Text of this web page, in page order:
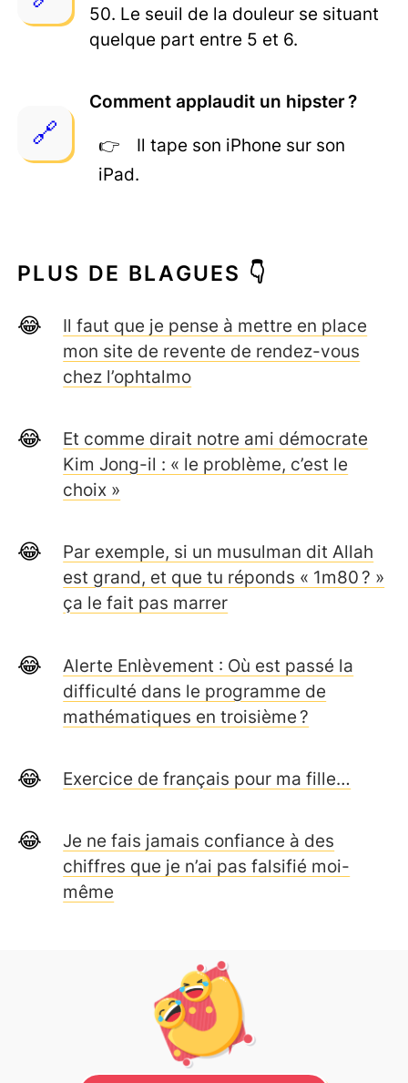
50. Le seuil de la douleur se situant
quelque part entre 5 et 6.
Comment applaudit un hipster ?
Il tape son iPhone sur son
iPad.
PLUS DE BLAGUES 👇
Il faut que je pense à mettre en place
mon site de revente de rendez-vous
chez l’ophtalmo
Et comme dirait notre ami démocrate
Kim Jong-il : « le problème, c’est le
choix »
Par exemple, si un musulman dit Allah
est grand, et que tu réponds « 1m80 ? »
ça le fait pas marrer
Alerte Enlèvement : Où est passé la
difficulté dans le programme de
mathématiques en troisième ?
Exercice de français pour ma fille…
Je ne fais jamais confiance à des
chiffres que je n’ai pas falsifié moi-
même